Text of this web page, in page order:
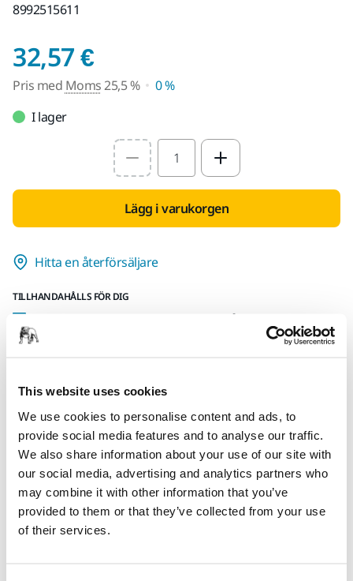
This website uses cookies
We use cookies to personalise content and ads, to
provide social media features and to analyse our traffic.
We also share information about your use of our site with
our social media, advertising and analytics partners who
may combine it with other information that you’ve
provided to them or that they’ve collected from your use
of their services.
8992515611
32,57 €Pris med Moms 25,5
Pris med Moms25,5 %
0 %
I lager
Select quantity value
Lägg i varukorgen
Hitta en återförsäljare
TILLHANDAHÅLLS FÖR DIG
Leverans inom Finland (exklusive Åland)
Säker kortbetalning
Uppföljning av försändelse
Gör en retur enkelt på www.mirka.com/sv-
fi/support/returnera-en-vara/